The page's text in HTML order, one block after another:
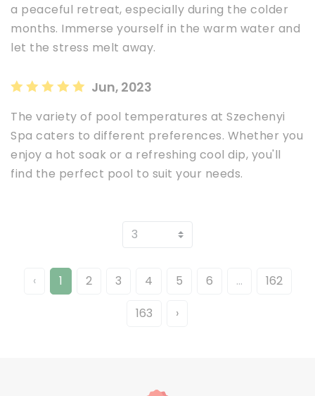
a peaceful retreat, especially during the colder
months. Immerse yourself in the warm water and
let the stress melt away.
Jun, 2023
The variety of pool temperatures at Szechenyi
Spa caters to different preferences. Whether you
enjoy a hot soak or a refreshing cool dip, you'll
find the perfect pool to suit your needs.
‹ 1 2 3 4 5 6 ...
162
163
›